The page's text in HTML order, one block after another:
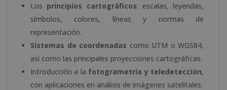
Los principios cartográficos: escalas, leyendas,
símbolos, colores, líneas y normas de
representación.
Sistemas de coordenadas como UTM o WGS84,
así como las principales proyecciones cartográficas.
Introducción a la fotogrametría y teledetección,
con aplicaciones en análisis de imágenes satelitales.